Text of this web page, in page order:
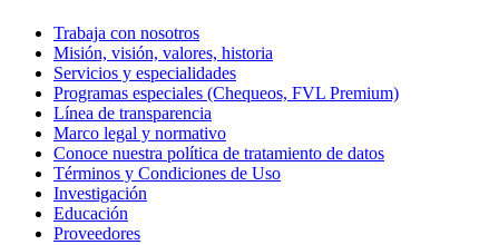
Trabaja con nosotros
Misión, visión, valores, historia
Servicios y especialidades
Programas especiales (Chequeos, FVL Premium)
Línea de transparencia
Marco legal y normativo
Conoce nuestra política de tratamiento de datos
Términos y Condiciones de Uso
Investigación
Educación
Proveedores